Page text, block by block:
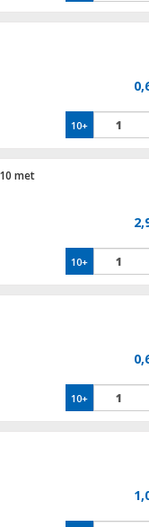
10+
met
10+
10+
LED sa solarnim panelom 4.5W,
kabel sa 2 x Schuko utičnice + 2